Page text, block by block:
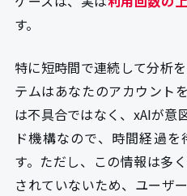
す。
特に短時間で連続して分析
テムはあなたのアカウント
は不具合ではなく、xAIが意
ド機構なので、時間経過
す。ただし、この情報は多
されていないため、ユーザ